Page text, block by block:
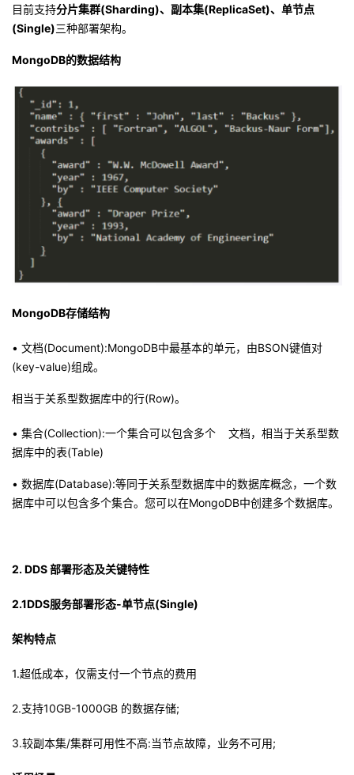
堂
的
课
我
的
证
我
实
验
的
收
藏
我
技
术
持
的
云
建
目前支持分片集群(Sharding)、副本集(ReplicaSet)、单节点
(Single)三种部署架构。
MongoDB的数据结构
MongoDB存储结构
• 文档(Document):MongoDB中最基本的单元，由BSON键值对
(key-value)组成。
相当于关系型数据库中的行(Row)。
• 集合(Collection):一个集合可以包含多个 文档，相当于关系型数
据库中的表(Table)
• 数据库(Database):等同于关系型数据库中的数据库概念，一个数
据库中可以包含多个集合。您可以在MongoDB中创建多个数据库。
2.DDS 部署形态及关键特性
2.1DDS服务部署形态-单节点(Single)
架构特点
1.超低成本，仅需支付一个节点的费用
2.支持10GB-1000GB 的数据存储;
3.较副本集/集群可用性不高:当节点故障，业务不可用;